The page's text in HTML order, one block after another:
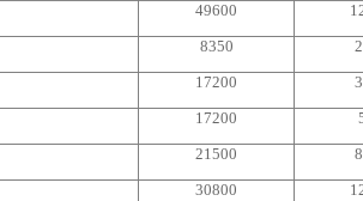
49600
8350
17200
17200
21500
30800